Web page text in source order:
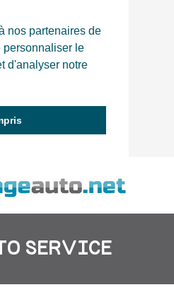
nos partenaires de
personnaliser le
d'analyser notre
SERVICE